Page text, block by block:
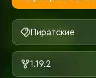
Пиратские
1.19.2